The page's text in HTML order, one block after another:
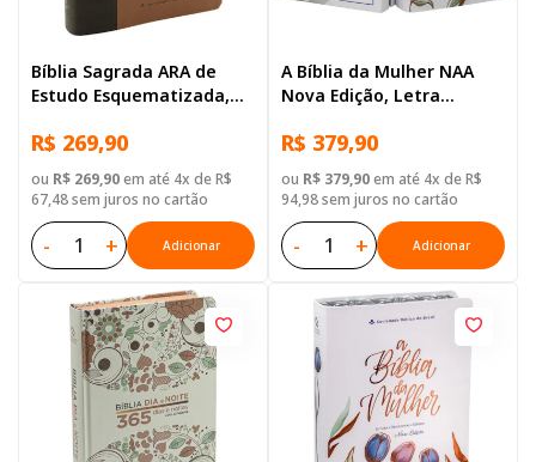
Bíblia Sagrada ARA de
Estudo Esquematizada,
Capa Couro Sintético
Preta
R$ 269,90
ou R$ 269,90em até 4x de R$
67,48 sem juros no cartão
- + Adicionar
A Bíblia da Mulher NAA
Nova Edição, Letra
anotação, com mapa,
Capa Couro Sintético
Ilustrada: Lilas
R$ 379,90
ou R$ 379,90em até 4x de R$
94,98 sem juros no cartão
- + Adicionar